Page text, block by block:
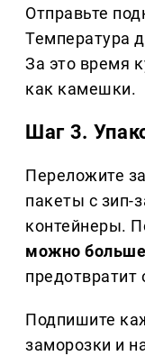
Отправьте
Температура
За это время
как камешки.
Шаг 3.
Переложите
пакеты с зип-
контейнеры.
можно больше
предотвратит
Подпишите
заморозки и